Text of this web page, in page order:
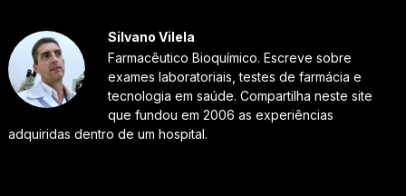
Silvano Vilela
Farmacêutico Bioquímico. Escreve sobre
exames laboratoriais, testes de farmácia e
tecnologia em saúde. Compartilha neste site
que fundou em 2006 as experiências
adquiridas dentro de um hospital.